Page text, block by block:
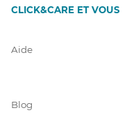
CLICK&CARE ET VOUS
Aide
Blog